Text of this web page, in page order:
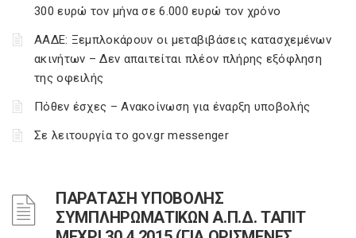
300 ευρώ τον μήνα σε 6.000 ευρώ τον χρόνο
ΑΑΔΕ: Ξεμπλοκάρουν οι μεταβιβάσεις κατασχεμένων
ακινήτων – Δεν απαιτείται πλέον πλήρης εξόφληση
της οφειλής
Πόθεν έσχες – Ανακοίνωση για έναρξη υποβολής
Σε λειτουργία το gov.gr messenger
ΠΑΡΑΤΑΣΗ ΥΠΟΒΟΛΗΣ
ΣΥΜΠΛΗΡΩΜΑΤΙΚΩΝ Α.Π.Δ. ΤΑΠΙΤ